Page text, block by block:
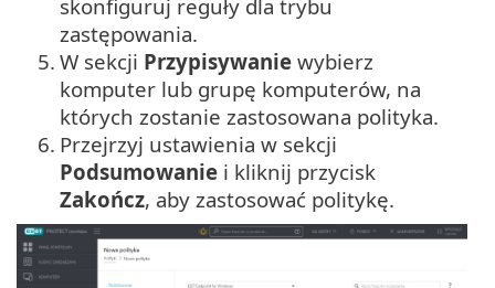
skonfiguruj reguły dla trybu
zastępowania.
5. W sekcji Przypisywanie wybierz
komputer lub grupę komputerów, na
których zostanie zastosowana polityka.
6. Przejrzyj ustawienia w sekcji
Podsumowanie i kliknij przycisk
Zakończ, aby zastosować politykę.